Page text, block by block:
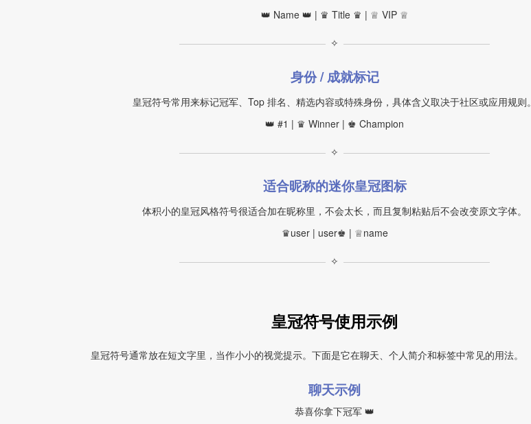
👑 Name 👑 | ♛ Title ♛ | ♕ VIP ♕
✧
身份 / 成就标记
皇冠符号常用来标记冠军、Top 排名、精选内容或特殊身份，具体含义取决于社区或应用规则。
👑 #1 | ♛ Winner | ♚ Champion
✧
适合昵称的迷你皇冠图标
体积小的皇冠风格符号很适合加在昵称里，不会太长，而且复制粘贴后不会改变原文字体。
♛user | user♚ | ♕name
✧
皇冠符号使用示例
皇冠符号通常放在短文字里，当作小小的视觉提示。下面是它在聊天、个人简介和标签中常见的用法。
聊天示例
恭喜你拿下冠军 👑